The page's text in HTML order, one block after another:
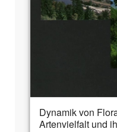
Dynamik von
Artenvielfalt und